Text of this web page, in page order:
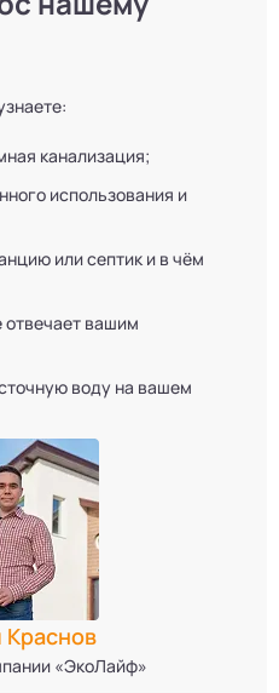
канализация;
использования и
или септик и в чём
отвечает вашим
воду на вашем
«ЭкоЛайф»